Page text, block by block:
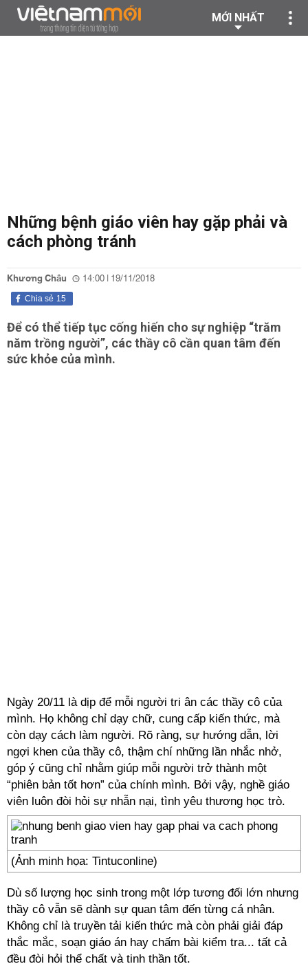
MỚI NHẤT
Những bệnh giáo viên hay gặp phải và
cách phòng tránh
Khương Châu 14:00 | 19/11/2018
15
Chia sẻ
Để có thể tiếp tục cống hiến cho sự nghiệp “trăm
năm trồng người”, các thầy cô cần quan tâm đến
sức khỏe của mình.
Ngày 20/11 là dịp để mỗi người tri ân các thầy cô của
mình. Họ không chỉ dạy chữ, cung cấp kiến thức, mà
còn dạy cách làm người. Rõ ràng, sự hướng dẫn, lời
ngợi khen của thầy cô, thậm chí những lần nhắc nhở,
góp ý cũng chỉ nhằm giúp mỗi người trở thành một
“phiên bản tốt hơn” của chính mình. Bởi vậy, nghề giáo
viên luôn đòi hỏi sự nhẫn nại, tình yêu thương học trò.
(Ảnh minh họa: Tintuconline)
Dù số lượng học sinh trong một lớp tương đối lớn nhưng
thầy cô vẫn sẽ dành sự quan tâm đến từng cá nhân.
Không chỉ là truyền tải kiến thức mà còn phải giải đáp
thắc mắc, soạn giáo án hay chấm bài kiểm tra... tất cả
đều đòi hỏi thể chất và tinh thần tốt.